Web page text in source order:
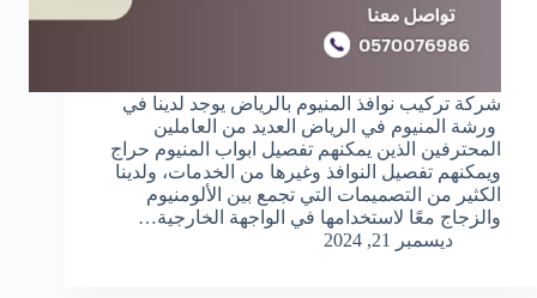
شركة تركيب نوافذ المنيوم بالرياض يوجد لدينا في
ورشة المنيوم في الرياض العديد من العاملين
المحترفين الذين يمكنهم تفصيل ابواب المنيوم حراج
ويمكنهم تفصيل النوافذ وغيرها من الخدمات، ولدينا
الكثير من التصميمات التي تجمع بين الألومنيوم
والزجاج معًا لاستخدامها في الواجهة الخارجية…
ديسمبر 21, 2024